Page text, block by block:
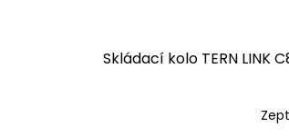
Skládací kolo TERN LINK